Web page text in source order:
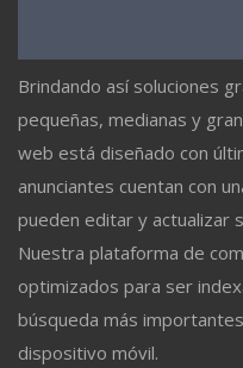
Brindando así soluciones
pequeñas, medianas y
web está diseñado con
anunciantes cuentan con
pueden editar y actualizar
Nuestra plataforma de
optimizados para ser
búsqueda más
dispositivo móvil.